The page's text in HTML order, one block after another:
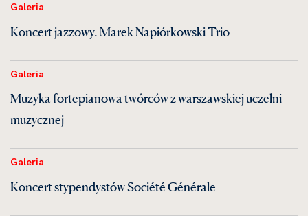
Galeria
Koncert jazzowy. Marek Napiórkowski Trio
Galeria
Muzyka fortepianowa twórców z warszawskiej uczelni
muzycznej
Galeria
Koncert stypendystów Société Générale